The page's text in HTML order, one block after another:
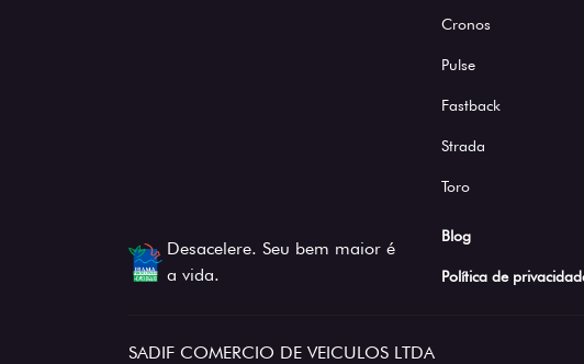
Desacelere. Seu bem maior é
a vida.
Cronos
Pulse
Fastback
Strada
Toro
Blog
Política de
SADIF COMERCIO DE VEICULOS LTDA